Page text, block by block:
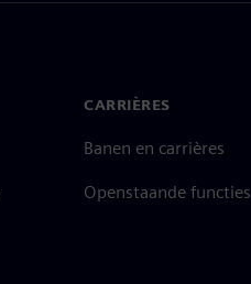
CARRIÈRES
Banen en carrières
Openstaande functies